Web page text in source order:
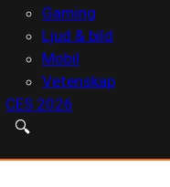
Gaming
Ljud & bild
Mobil
Vetenskap
CES 2026
🔍